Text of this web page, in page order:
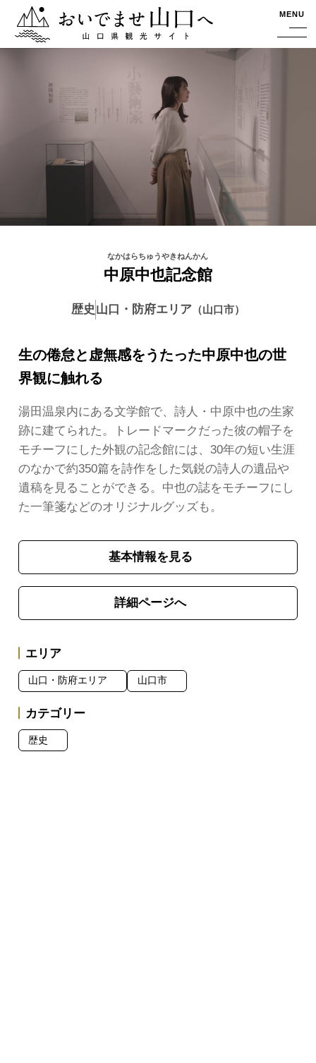
おいでませ山口へー山口県観光サイト MENU
中原中也記念館
歴史 山口・防府エリア 山口市
生の倦怠と虚無感をうたった中原中也の世
界観に触れる
湯田温泉内にある文学館で、詩人・中原中也の生家
跡に建てられた。トレードマークだった彼の帽子を
モチーフにした外観の記念館には、30年の短い生涯
のなかで約350篇を詩作をした気鋭の詩人の遺品や
遺稿を見ることができる。中也の誌をモチーフにし
た一筆箋などのオリジナルグッズも。
基本情報を見る
詳細ページへ
エリア
山口・防府エリア 山口市
カテゴリー
歴史